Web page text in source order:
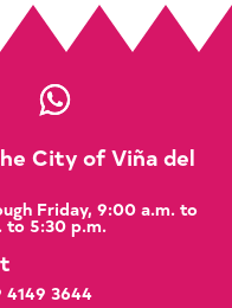
City of Viña del
Friday, 9:00 a.m. to
to 5:30 p.m.
4149 3644